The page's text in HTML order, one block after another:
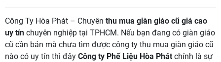
Công Ty Hòa Phát – Chuyên thu mua giàn giáo cũ giá cao
uy tín chuyên nghiệp tại TPHCM. Nếu bạn đang có giàn giáo
cũ cần bán mà chưa tìm được công ty thu mua giàn giáo cũ
nào có uy tín thì đây Công ty Phế Liệu Hòa Phát chính là sự